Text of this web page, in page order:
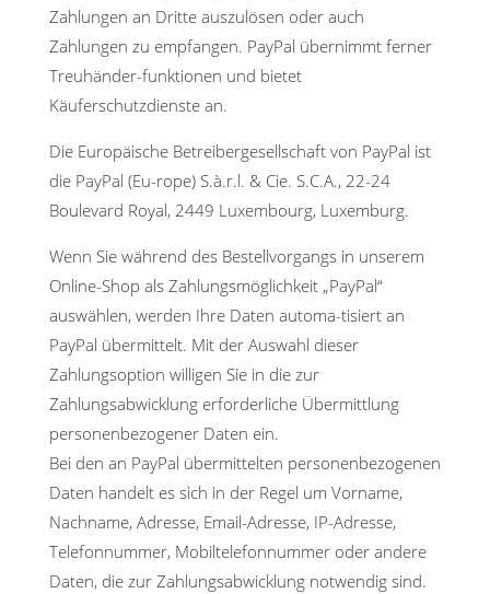
Zahlungen an Dritte auszulösen oder auch
Zahlungen zu empfangen. PayPal übernimmt ferner
Treuhänder-funktionen und bietet
Käuferschutzdienste an.
Die Europäische Betreibergesellschaft von PayPal ist
die PayPal (Eu-rope) S.à.r.l. & Cie. S.C.A., 22-24
Boulevard Royal, 2449 Luxembourg, Luxemburg.
Wenn Sie während des Bestellvorgangs in unserem
Online-Shop als Zahlungsmöglichkeit „PayPal“
auswählen, werden Ihre Daten automa-tisiert an
PayPal übermittelt. Mit der Auswahl dieser
Zahlungsoption willigen Sie in die zur
Zahlungsabwicklung erforderliche Übermittlung
personenbezogener Daten ein.
Bei den an PayPal übermittelten personenbezogenen
Daten handelt es sich in der Regel um Vorname,
Nachname, Adresse, Email-Adresse, IP-Adresse,
Telefonnummer, Mobiltelefonnummer oder andere
Daten, die zur Zahlungsabwicklung notwendig sind.